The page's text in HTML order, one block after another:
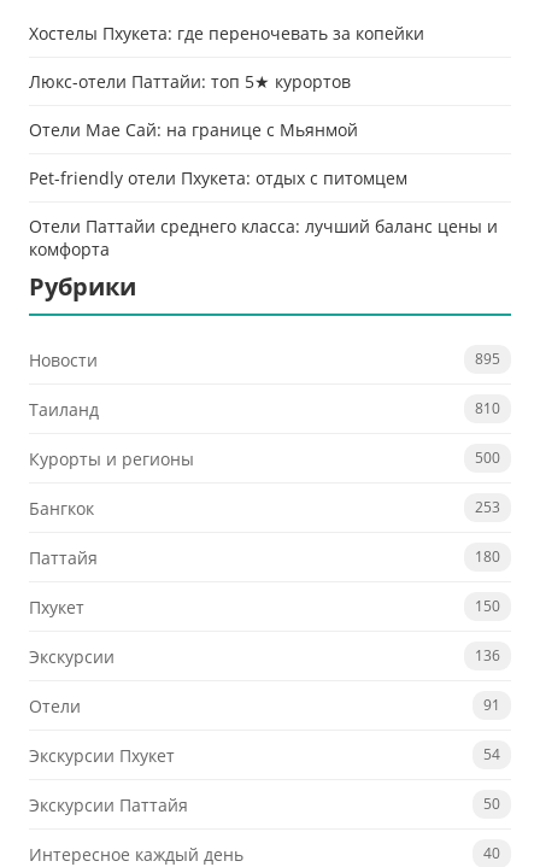
Хостелы Пхукета: где переночевать за копейки
Люкс-отели Паттайи: топ 5★ курортов
Отели Мае Сай: на границе с Мьянмой
Pet-friendly отели Пхукета: отдых с питомцем
Отели Паттайи среднего класса: лучший баланс цены и
комфорта
Рубрики
Новости 895
Таиланд 810
Курорты и регионы 500
Бангкок 253
Паттайя 180
Пхукет 150
Экскурсии 136
Отели 91
Экскурсии Пхукет 54
Экскурсии Паттайя 50
Интересное каждый день 40